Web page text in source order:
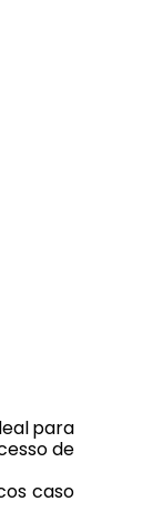
para
de
caso